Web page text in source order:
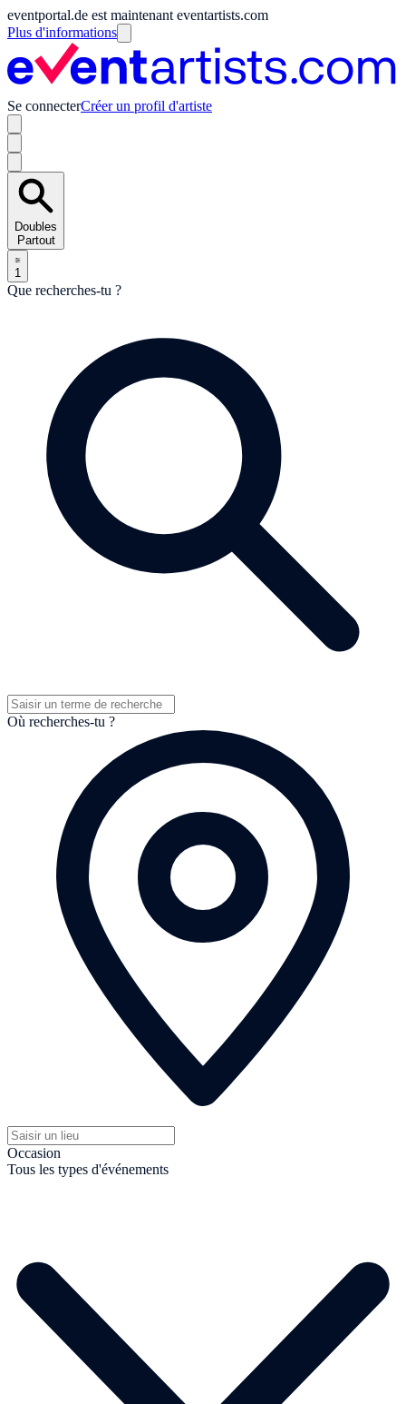
eventportal.de est maintenant eventartists.com
Plus d'informations
Se connecterCréer un profil d'artiste
Doubles
Partout
1
Que recherches-tu ?
Où recherches-tu ?
Occasion
Tous les types d'événements